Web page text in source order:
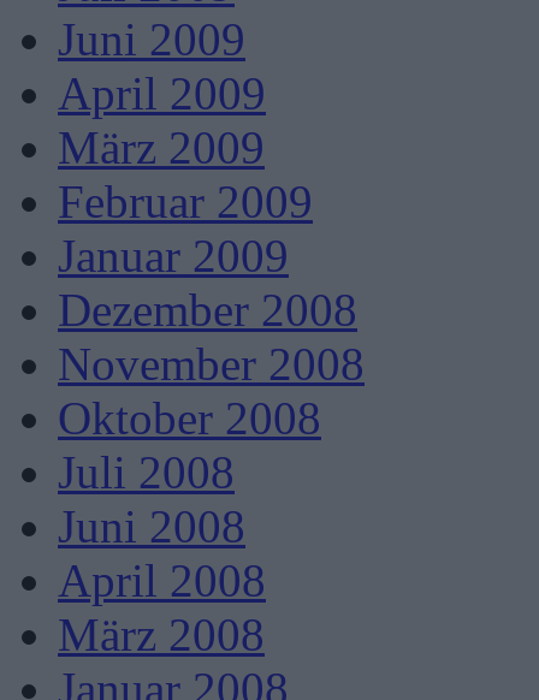
Juni 2009
April 2009
März 2009
Februar 2009
Januar 2009
Dezember 2008
November 2008
Oktober 2008
Juli 2008
Juni 2008
April 2008
März 2008
Januar 2008